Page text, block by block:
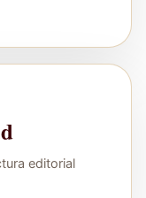
editorial